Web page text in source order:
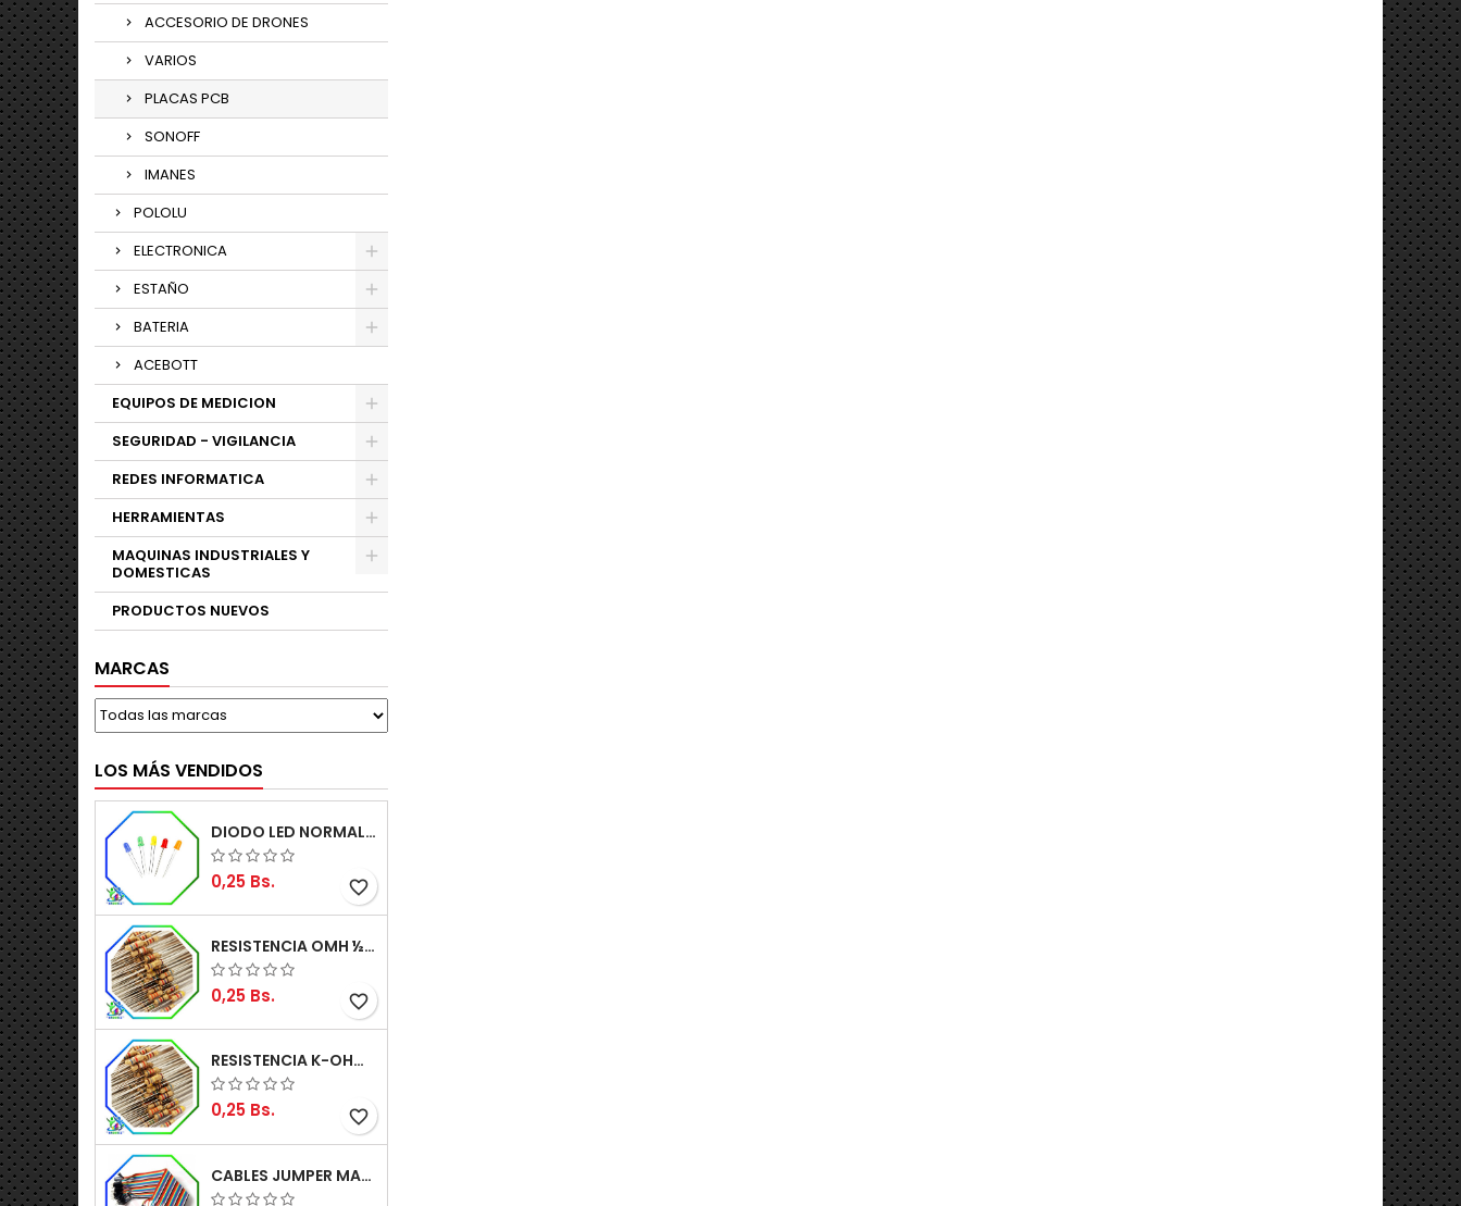
ACCESORIO DE DRONES
VARIOS
PLACAS PCB
SONOFF
IMANES
POLOLU
ELECTRONICA
ESTAÑO
BATERIA
ACEBOTT
EQUIPOS DE MEDICION
SEGURIDAD - VIGILANCIA
REDES INFORMATICA
HERRAMIENTAS
MAQUINAS INDUSTRIALES Y
DOMESTICAS
PRODUCTOS NUEVOS
MARCAS
LOS MÁS VENDIDOS
DIODO LED NORMAL 5MM
0,25 Bs. favorite_border
RESISTENCIA OMH ½W 5%
0,25 Bs. favorite_border
RESISTENCIA K-OHM ½W 5%
0,25 Bs. favorite_border
CABLES JUMPER MACHO-MACHO 20CM (ALTA CALIDAD)